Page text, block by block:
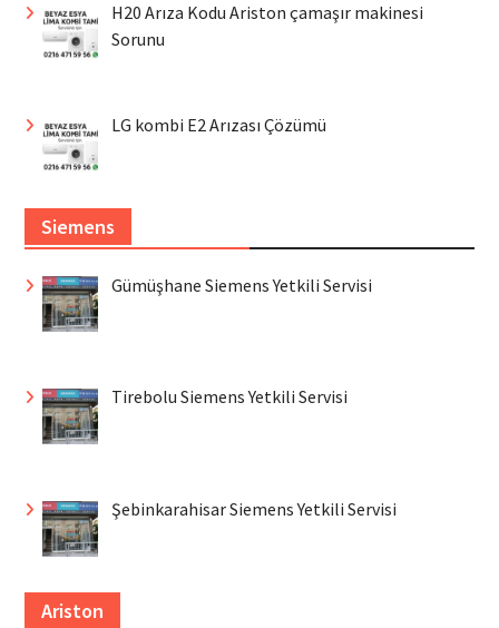
H20 Arıza Kodu Ariston çamaşır makinesi
Sorunu
LG kombi E2 Arızası Çözümü
Siemens
Gümüşhane Siemens Yetkili Servisi
Tirebolu Siemens Yetkili Servisi
Şebinkarahisar Siemens Yetkili Servisi
Ariston